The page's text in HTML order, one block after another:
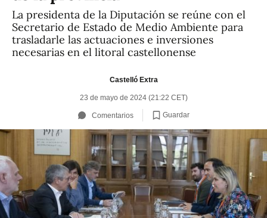
La presidenta de la Diputación se reúne con el
Secretario de Estado de Medio Ambiente para
trasladarle las actuaciones e inversiones
necesarias en el litoral castellonense
Castelló Extra
23 de mayo de 2024 (21:22 CET)
Comentarios Guardar